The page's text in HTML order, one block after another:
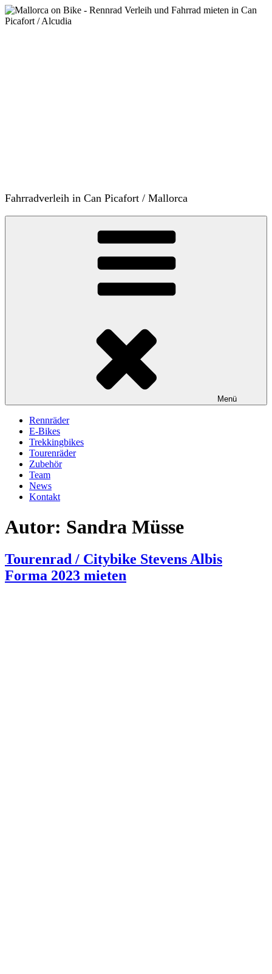
Zum
Inhalt
Fahrradverleih in Can Picafort / Mallorca
Menü
Rennräder
E-Bikes
Trekkingbikes
Tourenräder
Zubehör
Team
News
Kontakt
Autor: Sandra Müsse
Tourenrad / Citybike Stevens Albis
Forma 2023 mieten